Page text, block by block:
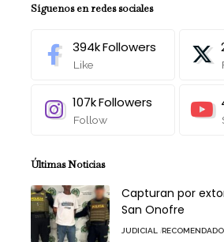
Síguenos en redes sociales
394kFollowers
Like
107kFollowers
Follow
Últimas Noticias
Capturan por
San Onofre
JUDICIAL